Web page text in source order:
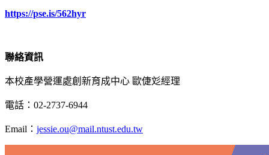
https://pse.is/562hyr
聯絡資訊
本校產學營運處創新育成中心 歐倢彣經理
電話：02-2737-6944
Email： jessie.ou@mail.ntust.edu.tw